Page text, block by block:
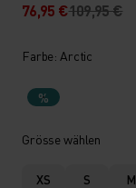
76,95 €109,95 €
Farbe: Arctic
%
Grösse wählen
XS S M